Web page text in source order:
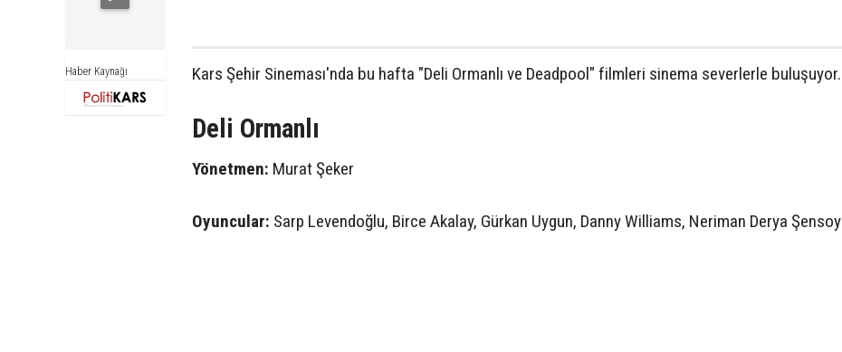
Haber Kaynağı Kars Şehir Sineması'nda bu hafta "Deli Ormanlı ve Deadpool" filmleri sinema severlerle buluşuyor.
Deli Ormanlı
Yönetmen: Murat Şeker
Oyuncular: Sarp Levendoğlu, Birce Akalay, Gürkan Uygun, Danny Williams, Neriman Derya Şensoy